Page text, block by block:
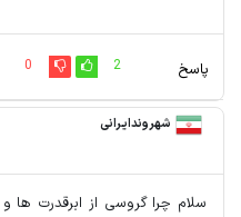
پاسخ 2
0
شهروندایرانی
سلام چرا گروسی از ابرقدرت ها